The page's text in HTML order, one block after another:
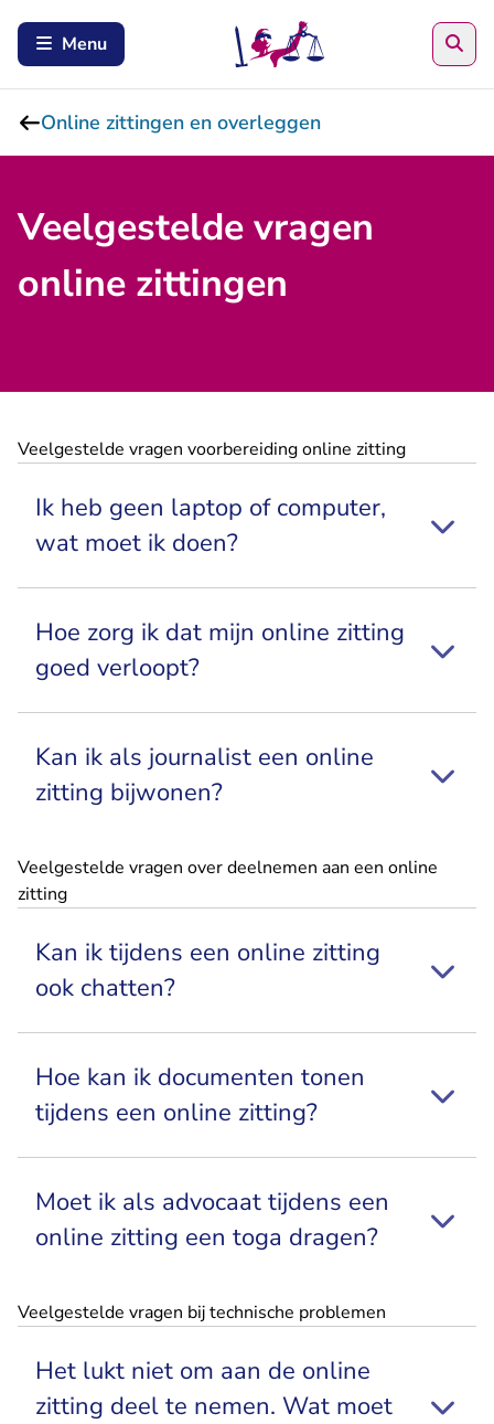
Menu
Online zittingen en overleggen
Veelgestelde vragen
online zittingen
Veelgestelde vragen voorbereiding online zitting
Ik heb geen laptop of computer,
wat moet ik doen?
Hoe zorg ik dat mijn online zitting
goed verloopt?
Kan ik als journalist een online
zitting bijwonen?
Veelgestelde vragen over deelnemen aan een online
zitting
Kan ik tijdens een online zitting
ook chatten?
Hoe kan ik documenten tonen
tijdens een online zitting?
Moet ik als advocaat tijdens een
online zitting een toga dragen?
Veelgestelde vragen bij technische problemen
Het lukt niet om aan de online
zitting deel te nemen. Wat moet